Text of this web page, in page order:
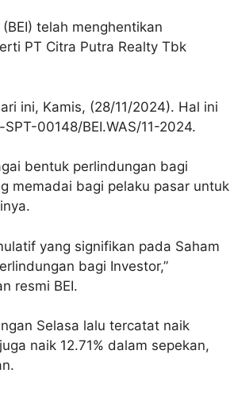
telah menghentikan
PT Citra Putra Realty Tbk
ini, Kamis, (28/11/2024). Hal ini
00148/BEI.WAS/11-2024.
bentuk perlindungan bagi
memadai bagi pelaku pasar untuk
yang signifikan pada Saham
bagi Investor,”
resmi BEI.
Selasa lalu tercatat naik
naik 12.71% dalam sepekan,